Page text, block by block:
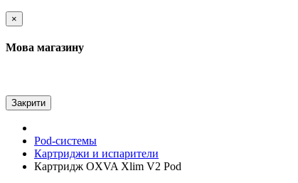
×
Мова магазину
Закрити
Pod-системы
Картриджи и испарители
Картридж OXVA Xlim V2 Pod